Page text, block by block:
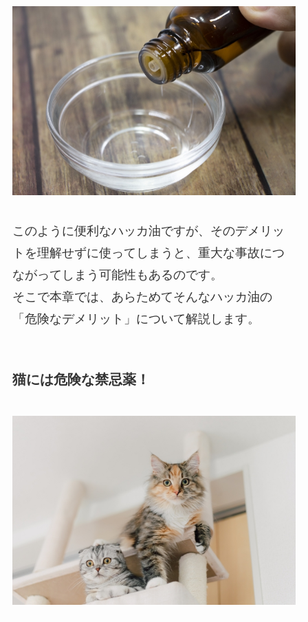
このように便利なハッカ油ですが、そのデメリッ
トを理解せずに使ってしまうと、重大な事故につ
ながってしまう可能性もあるのです。
そこで本章では、あらためてそんなハッカ油の
「危険なデメリット」について解説します。
猫には危険な禁忌薬！